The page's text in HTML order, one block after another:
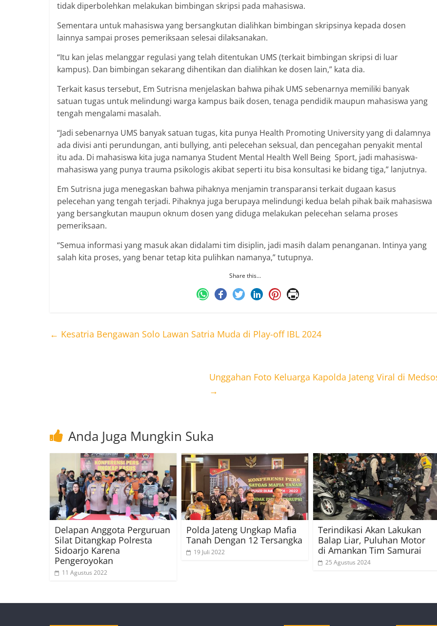
tidak diperbolehkan melakukan bimbingan skripsi pada mahasiswa.
Sementara untuk mahasiswa yang bersangkutan dialihkan bimbingan skripsinya kepada dosen
lainnya sampai proses pemeriksaan selesai dilaksanakan.
“Itu kan jelas melanggar regulasi yang telah ditentukan UMS (terkait bimbingan skripsi di luar
kampus). Dan bimbingan sekarang dihentikan dan dialihkan ke dosen lain,” kata dia.
Terkait kasus tersebut, Em Sutrisna menjelaskan bahwa pihak UMS sebenarnya memiliki banyak
satuan tugas untuk melindungi warga kampus baik dosen, tenaga pendidik maupun mahasiswa yang
tengah mengalami masalah.
“Jadi sebenarnya UMS banyak satuan tugas, kita punya Health Promoting University yang di dalamnya
ada divisi anti perundungan, anti bullying, anti pelecehan seksual, dan pencegahan penyakit mental
itu ada. Di mahasiswa kita juga namanya Student Mental Health Well Being Sport, jadi mahasiswa-
mahasiswa yang punya trauma psikologis akibat seperti itu bisa konsultasi ke bidang tiga,” lanjutnya.
Em Sutrisna juga menegaskan bahwa pihaknya menjamin transparansi terkait dugaan kasus
pelecehan yang tengah terjadi. Pihaknya juga berupaya melindungi kedua belah pihak baik mahasiswa
yang bersangkutan maupun oknum dosen yang diduga melakukan pelecehan selama proses
pemeriksaan.
“Semua informasi yang masuk akan didalami tim disiplin, jadi masih dalam penanganan. Intinya yang
salah kita proses, yang benar tetap kita pulihkan namanya,” tutupnya.
Share this…
← Kesatria Bengawan Solo Lawan Satria Muda di Play-off IBL 2024
Unggahan Foto Keluarga Kapolda Jateng Viral di
→
Anda Juga Mungkin Suka
Delapan Anggota Perguruan
Silat Ditangkap Polresta
Sidoarjo Karena
Pengeroyokan
11 Agustus 2022
Polda Jateng Ungkap Mafia
Tanah Dengan 12 Tersangka
19 Juli 2022
Terindikasi Akan Lakukan
Balap Liar, Puluhan Motor
di Amankan Tim Samurai
25 Agustus 2024